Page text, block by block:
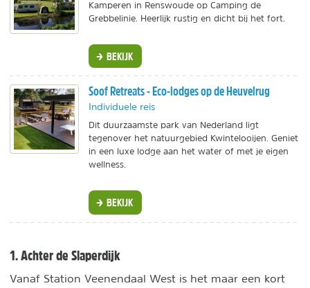
Kamperen in Renswoude op Camping de
Grebbelinie. Heerlijk rustig en dicht bij het fort.
BEKIJK
Soof Retreats - Eco-lodges op de Heuvelrug
Individuele reis
Dit duurzaamste park van Nederland ligt
tegenover het natuurgebied Kwintelooijen. Geniet
in een luxe lodge aan het water of met je eigen
wellness.
BEKIJK
1. Achter de Slaperdijk
Vanaf Station Veenendaal West is het maar een kort